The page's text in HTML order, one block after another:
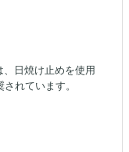
日焼け止めを使用
れています。